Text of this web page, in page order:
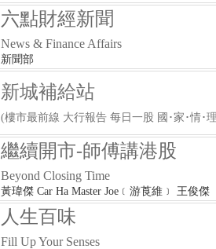
六點財經新聞
News & Finance Affairs
新聞部
新城補給站
(樓市最前線 大行報告 每日一股 國･家･情･
繼續開市-師傅講港股
Beyond Closing Time
黃瑋傑 Car Ha Master Joe﹝游莨維﹞ 王俊傑
人生百味
Fill Up Your Senses